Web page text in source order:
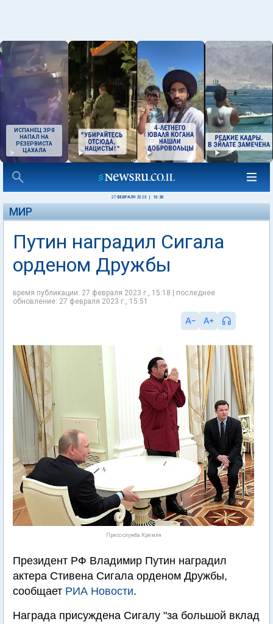
ИСПАНЕЦ ЗРЯ
НАПАЛ НА
РЕЗЕРВИСТА
ЦАХАЛА
27 ФЕВРАЛЯ 2023 10:30
МИР
Путин наградил Сигала
орденом Дружбы
время публикации: 27 февраля 2023 г., 15:18 | последнее
обновление: 27 февраля 2023 г., 15:51
Пресс-служба Кремля
Президент РФ Владимир Путин наградил
актера Стивена Сигала орденом Дружбы,
сообщает РИА Новости.
Награда присуждена Сигалу "за большой вклад